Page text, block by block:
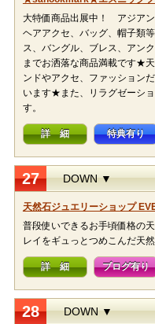
大特価商品出展中！ アジア
ヘアアクセ、バッグ、帽子類
ス、バングル、ブレス、アン
までお洒落な商品満載です★
ンドやアクセ、ファッション
います★また、リラグゼーシ
す。
詳 細 特典有り
27 DOWN ▼
天然石ジュエリーショップ
普段使いできるお手頃価格の
レイをギュっとつめこんだ天
詳 細 ブログ有り
28 DOWN ▼